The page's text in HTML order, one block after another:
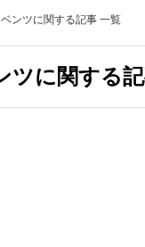
ンツに関する記事 一覧
ツに関する